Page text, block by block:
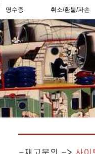
영수증 취소/환불/파손